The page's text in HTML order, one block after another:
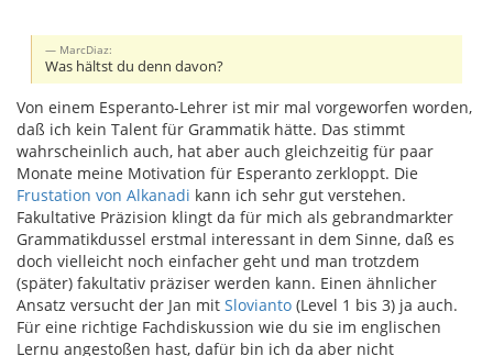
MarcDiaz:
Was hältst du denn davon?
Von einem Esperanto-Lehrer ist mir mal vorgeworfen worden,
daß ich kein Talent für Grammatik hätte. Das stimmt
wahrscheinlich auch, hat aber auch gleichzeitig für paar
Monate meine Motivation für Esperanto zerkloppt. Die
Frustation von Alkanadi kann ich sehr gut verstehen.
Fakultative Präzision klingt da für mich als gebrandmarkter
Grammatikdussel erstmal interessant in dem Sinne, daß es
doch vielleicht noch einfacher geht und man trotzdem
(später) fakultativ präziser werden kann. Einen ähnlicher
Ansatz versucht der Jan mit Slovianto (Level 1 bis 3) ja auch.
Für eine richtige Fachdiskussion wie du sie im englischen
Lernu angestoßen hast, dafür bin ich da aber nicht